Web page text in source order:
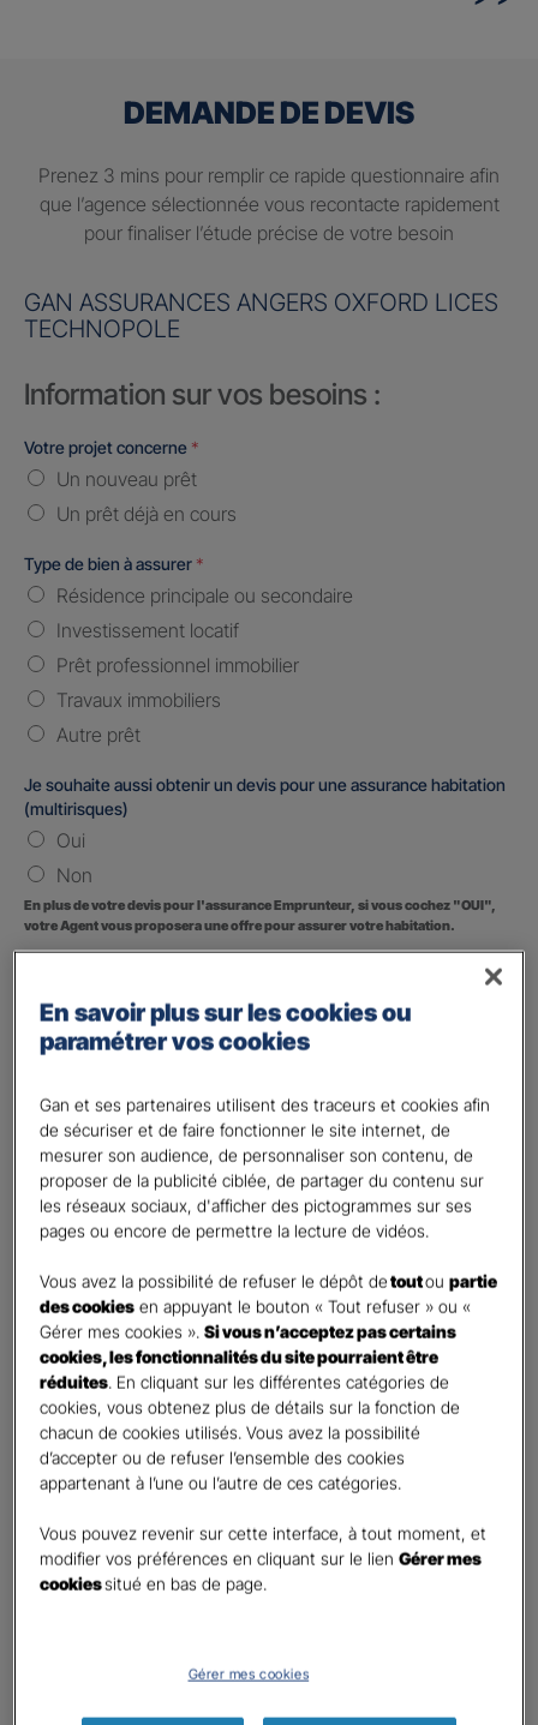
DEMANDE DE DEVIS
Prenez 3 mins pour remplir ce rapide questionnaire afin
que l’agence sélectionnée vous recontacte rapidement
pour finaliser l’étude précise de votre besoin
GAN ASSURANCES ANGERS OXFORD LICES
TECHNOPOLE
Information sur vos besoins :
Votre projet concerne *
Un nouveau prêt
Un prêt déjà en cours
Type de bien à assurer *
Résidence principale ou secondaire
Investissement locatif
Prêt professionnel immobilier
Travaux immobiliers
Autre prêt
Je souhaite aussi obtenir un devis pour une assurance habitation
(multirisques)
Oui
Non
En plus de votre devis pour l'assurance Emprunteur, si vous cochez "OUI",
votre Agent vous proposera une offre pour assurer votre habitation.
Etes-vous déjà client Gan assurances ?
Non
Madame
Monsieur
First Last
Téléphone *
United
States
+1
E-mail*
Informations complémentaires (facultatif)
Information données personnelles*
En savoir plus sur les cookies ou
paramétrer vos cookies
Gan et ses partenaires utilisent des traceurs et cookies afin
de sécuriser et de faire fonctionner le site internet, de
mesurer son audience, de personnaliser son contenu, de
proposer de la publicité ciblée, de partager du contenu sur
les réseaux sociaux, d'afficher des pictogrammes sur ses
pages ou encore de permettre la lecture de vidéos.
Vous avez la possibilité de refuser le dépôt detoutoupartie
des cookies en appuyant le bouton « Tout refuser » ou «
Gérer mes cookies ».Si vous n’acceptez pas certains
cookies, les fonctionnalités du site pourraient être
réduites. En cliquant sur les différentes catégories de
cookies, vous obtenez plus de détails sur la fonction de
chacun de cookies utilisés. Vous avez la possibilité
d’accepter ou de refuser l’ensemble des cookies
appartenant à l’une ou l’autre de ces catégories.
Vous pouvez revenir sur cette interface, à tout moment, et
modifier vos préférences en cliquant sur le lienGérer mes
cookiessitué en bas de page.
Gérer mes cookies